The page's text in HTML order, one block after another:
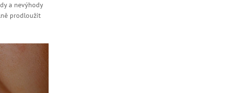
a nevýhody
prodloužit